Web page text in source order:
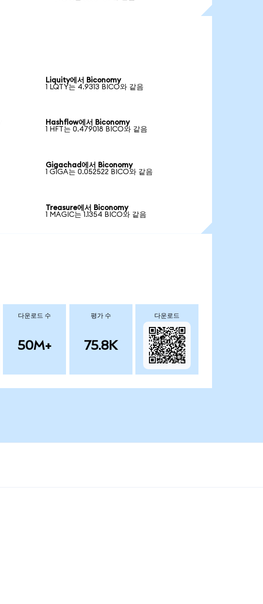
Liquity에서 Biconomy
1 LQTY는 4.9313 BICO와 같음
Hashflow에서 Biconomy
1 HFT는 0.479018 BICO와 같음
Gigachad에서 Biconomy
1 GIGA는 0.052522 BICO와 같음
Treasure에서 Biconomy
1 MAGIC는 1.1354 BICO와 같음
다운로드 수
50M+
평가 수
75.8K
다운로드